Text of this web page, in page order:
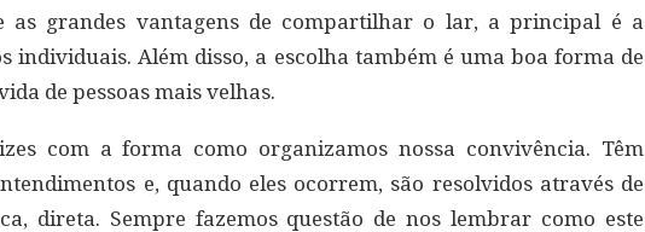
as grandes vantagens de compartilhar o lar, a principal é a
individuais. Além disso, a escolha também é uma boa forma de
de pessoas mais velhas.
com a forma como organizamos nossa convivência. Têm
e, quando eles ocorrem, são resolvidos através de
direta. Sempre fazemos questão de nos lembrar como este